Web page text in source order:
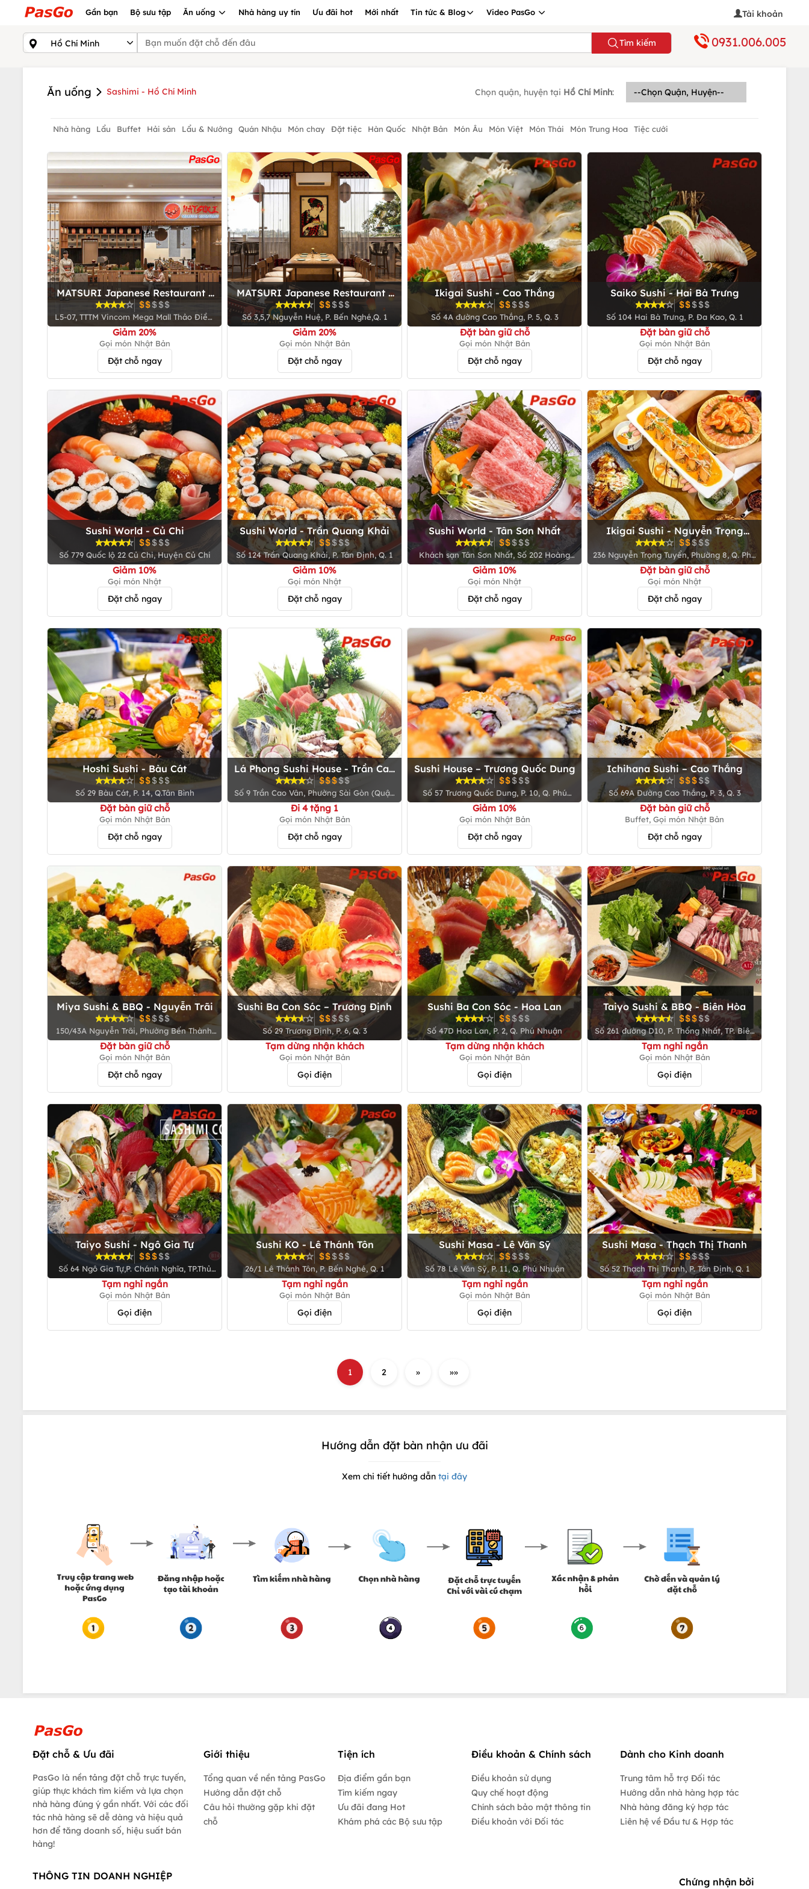
Gần bạn Bộ sưu tập Ăn uống Nhà hàng uy tín Ưu đãi hot Mới nhất Tin tức & Blog Video PasGo Tài khoản
Tìm kiếm 0931.006.005
Ăn uống Sashimi - Hồ Chí Minh Chọn quận, huyện tại Hồ Chí Minh:
Nhà hàng Lẩu Buffet Hải sản Lẩu & Nướng Quán Nhậu Món chay Đặt tiệc Hàn Quốc Nhật Bản Món Âu Món Việt Món Thái Món Trung Hoa Tiệc cưới
MATSURI Japanese Restaurant -
Vincom Mega Mall Thảo Điền
L5-07, TTTM Vincom Mega Mall Thảo Điền,
161 Võ Nguyễn Giáp, P. Thảo Điền, TP. Thủ
Đức
Giảm 20%
Gọi món Nhật Bản
Đặt chỗ ngay
MATSURI Japanese Restaurant -
Nguyễn Huệ
Số 3,5,7 Nguyễn Huệ, P. Bến Nghé,Q. 1
Giảm 20%
Gọi món Nhật Bản
Đặt chỗ ngay
Ikigai Sushi - Cao Thắng
Số 4A đường Cao Thắng, P. 5, Q. 3
Đặt bàn giữ chỗ
Gọi món Nhật Bản
Đặt chỗ ngay
Saiko Sushi - Hai Bà Trưng
Số 104 Hai Bà Trưng, P. Đa Kao, Q. 1
Đặt bàn giữ chỗ
Gọi món Nhật Bản
Đặt chỗ ngay
Sushi World - Củ Chi
Số 779 Quốc lộ 22 Củ Chi, Huyện Củ Chi
Giảm 10%
Gọi món Nhật
Đặt chỗ ngay
Sushi World - Trần Quang Khải
Số 124 Trần Quang Khải, P. Tân Định, Q. 1
Giảm 10%
Gọi món Nhật
Đặt chỗ ngay
Sushi World - Tân Sơn Nhất
Khách sạn Tân Sơn Nhất, Số 202 Hoàng
Văn Thụ, P. 9, Q. Phú Nhuận
Giảm 10%
Gọi món Nhật
Đặt chỗ ngay
Ikigai Sushi - Nguyễn Trọng
Tuyển
236 Nguyễn Trọng Tuyển, Phường 8, Q. Phú
nhuận
Đặt bàn giữ chỗ
Gọi món Nhật
Đặt chỗ ngay
Hoshi Sushi - Bàu Cát
Số 29 Bàu Cát, P. 14, Q.Tân Bình
Đặt bàn giữ chỗ
Gọi món Nhật Bản
Đặt chỗ ngay
Lá Phong Sushi House - Trần Cao
Vân
Số 9 Trần Cao Vân, Phường Sài Gòn (Quận
1 cũ), Tp. HCM
Đi 4 tặng 1
Gọi món Nhật Bản
Đặt chỗ ngay
Sushi House – Trương Quốc Dung
Số 57 Trương Quốc Dung, P. 10, Q. Phú
Nhuận
Giảm 10%
Gọi món Nhật Bản
Đặt chỗ ngay
Ichihana Sushi – Cao Thắng
Số 69A Đường Cao Thắng, P. 3, Q. 3
Đặt bàn giữ chỗ
Buffet, Gọi món Nhật Bản
Đặt chỗ ngay
Miya Sushi & BBQ - Nguyễn Trãi
150/43A Nguyễn Trãi, Phường Bến Thành,
Q. 1
Đặt bàn giữ chỗ
Gọi món Nhật Bản
Đặt chỗ ngay
Sushi Ba Con Sóc – Trương Định
Số 29 Trương Định, P. 6, Q. 3
Tạm dừng nhận khách
Gọi món Nhật Bản
Gọi điện
Sushi Ba Con Sóc - Hoa Lan
Số 47D Hoa Lan, P. 2, Q. Phú Nhuận
Tạm dừng nhận khách
Gọi món Nhật Bản
Gọi điện
Taiyo Sushi & BBQ - Biên Hòa
Số 261 đường D10, P. Thống Nhất, TP. Biên
Hòa
Tạm nghỉ ngắn
Gọi món Nhật Bản
Gọi điện
Taiyo Sushi - Ngô Gia Tự
Số 64 Ngô Gia Tự,P. Chánh Nghĩa, TP.Thủ
Dầu Một, Bình Dương
Tạm nghỉ ngắn
Gọi món Nhật Bản
Gọi điện
Sushi KO - Lê Thánh Tôn
26/1 Lê Thánh Tôn, P. Bến Nghé, Q. 1
Tạm nghỉ ngắn
Gọi món Nhật Bản
Gọi điện
Sushi Masa - Lê Văn Sỹ
Số 78 Lê Văn Sỹ, P. 11, Q. Phú Nhuận
Tạm nghỉ ngắn
Gọi món Nhật Bản
Gọi điện
Sushi Masa - Thạch Thị Thanh
Số 52 Thạch Thị Thanh, P. Tân Định, Q. 1
Tạm nghỉ ngắn
Gọi món Nhật Bản
Gọi điện
1 2 » »»
Hướng dẫn đặt bàn nhận ưu đãi
Xem chi tiết hướng dẫn tại đây
Đặt chỗ & Ưu đãi
PasGo là nền tảng đặt chỗ trực tuyến,
giúp thực khách tìm kiếm và lựa chọn
nhà hàng đúng ý gần nhất. Với các đối
tác nhà hàng sẽ dễ dàng và hiệu quả
hơn để tăng doanh số, hiệu suất bán
hàng!
Giới thiệu
Tổng quan về nền tảng PasGo
Hướng dẫn đặt chỗ
Câu hỏi thường gặp khi đặt
chỗ
Tiện ích
Địa điểm gần bạn
Tìm kiếm ngay
Ưu đãi đang Hot
Khám phá các Bộ sưu tập
Điều khoản & Chính sách
Điều khoản sử dụng
Quy chế hoạt động
Chính sách bảo mật thông tin
Điều khoản với Đối tác
Dành cho Kinh doanh
Trung tâm hỗ trợ Đối tác
Hướng dẫn nhà hàng hợp tác
Nhà hàng đăng ký hợp tác
Liên hệ về Đầu tư & Hợp tác
THÔNG TIN DOANH NGHIỆP Chứng nhận bởi